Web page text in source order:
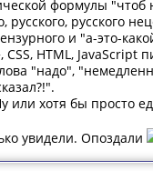
формулы "чтоб
русского, русского
и "а-это-
HTML, JavaScript
"надо",
или хотя бы просто
увидели. Опоздали